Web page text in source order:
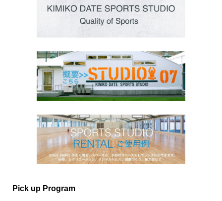
Pick up Program